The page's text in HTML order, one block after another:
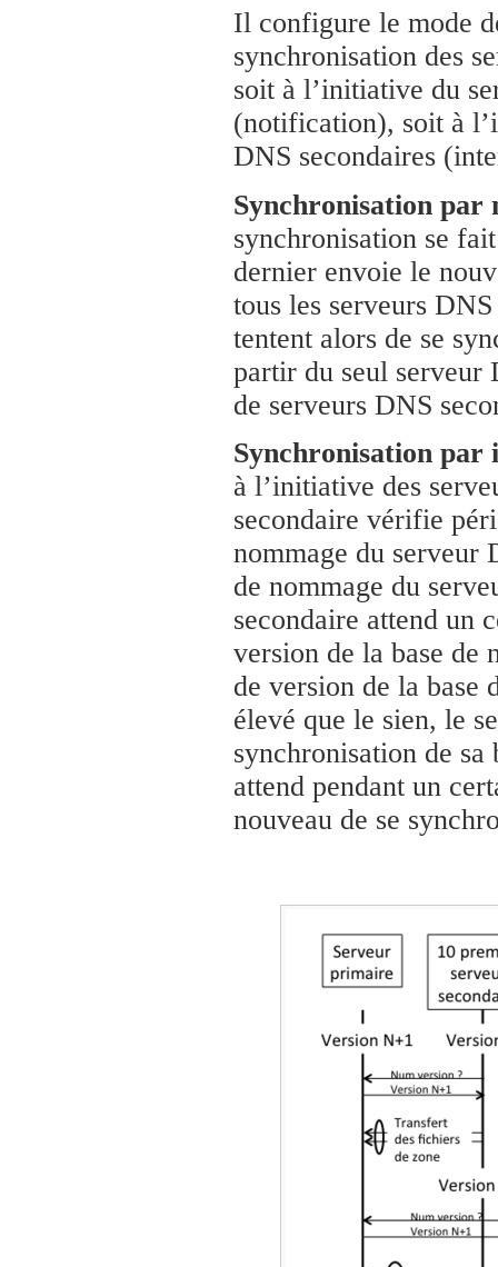
Il configure le mode
synchronisation des
soit à l’initiative du
(notification), soit à
DNS secondaires
Synchronisation
synchronisation se
dernier envoie le
tous les serveurs
tentent alors de se
partir du seul serveur
de serveurs DNS
Synchronisation
à l’initiative des
secondaire vérifie
nommage du serveur
de nommage du
secondaire attend un
version de la base de
de version de la base
élevé que le sien, le
synchronisation de sa
attend pendant un
nouveau de se